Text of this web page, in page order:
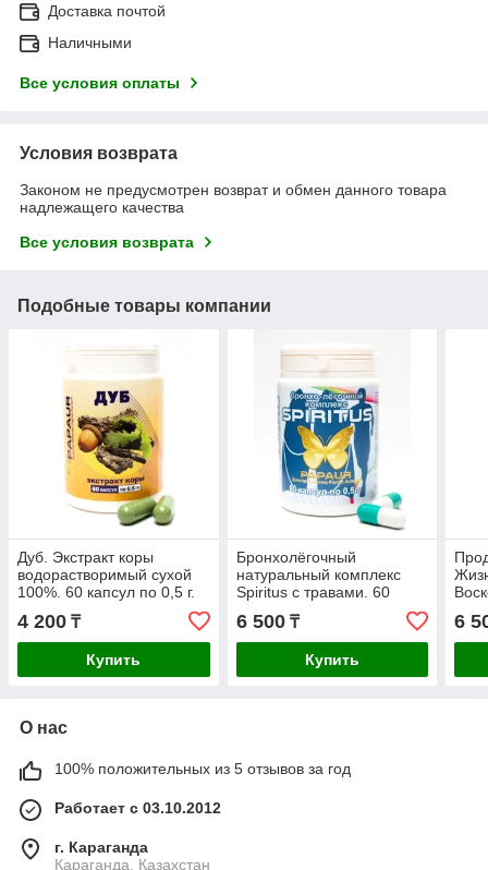
Доставка почтой
Наличными
Все условия оплаты
Условия возврата
Законом не предусмотрен возврат и обмен данного товара
надлежащего качества
Все условия возврата
Подобные товары компании
Дуб. Экстракт коры
водорастворимый сухой
100%. 60 капсул по 0,5 г.
Месячный курс.
4 200 ₸
Купить
Бронхолёгочный
натуральный комплекс
Spiritus с травами. 60
капсул по 0,5 г. Месячный
курс.
6 500₸
Купить
по
6
О нас
100% положительных из 5 отзывов за год
Работает с 03.10.2012
г. Караганда
Караганда, Казахстан